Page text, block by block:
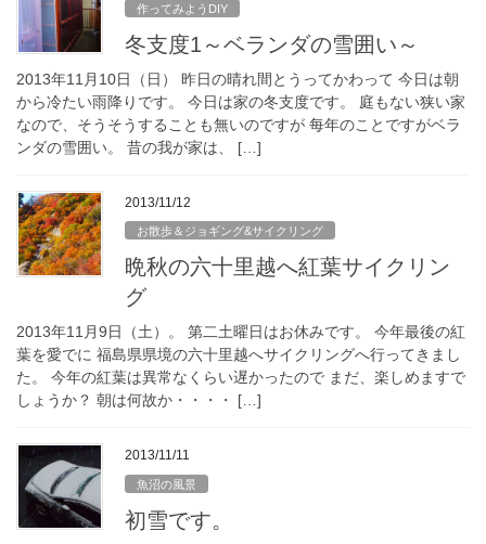
作ってみようDIY
冬支度1～ベランダの雪囲い～
2013年11月10日（日） 昨日の晴れ間とうってかわって 今日は朝
から冷たい雨降りです。 今日は家の冬支度です。 庭もない狭い家
なので、そうそうすることも無いのですが 每年のことですがベラ
ンダの雪囲い。 昔の我が家は、 […]
2013/11/12
お散歩＆ジョギング&サイクリング
晩秋の六十里越へ紅葉サイクリン
グ
2013年11月9日（土）。 第二土曜日はお休みです。 今年最後の紅
葉を愛でに 福島県県境の六十里越へサイクリングへ行ってきまし
た。 今年の紅葉は異常なくらい遅かったので まだ、楽しめますで
しょうか？ 朝は何故か・・・・ […]
2013/11/11
魚沼の風景
初雪です。